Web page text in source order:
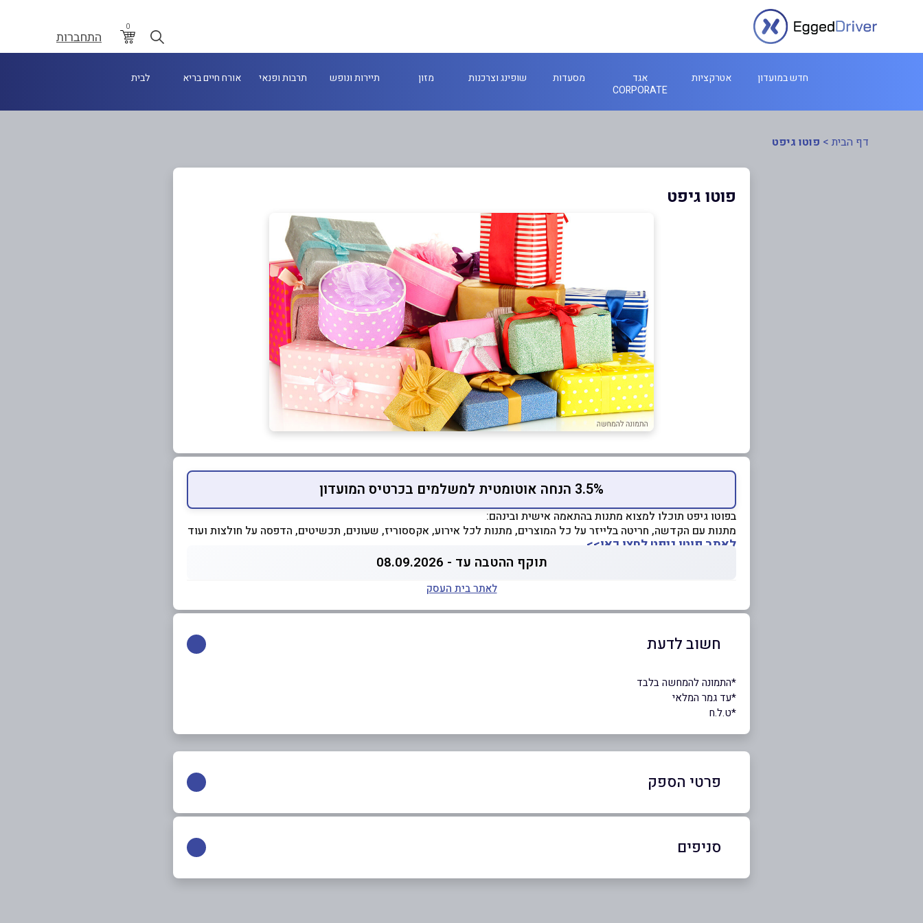
0
התחברות
חדש במועדון אטרקציות
אגד
CORPORATE
מסעדות שופינג וצרכנות מזון תיירות ונופש תרבות ופנאי אורח חיים בריא לבית
דף הבית > פוטו גיפט
פוטו גיפט
3.5% הנחה אוטומטית למשלמים בכרטיס המועדון
בפוטו גיפט תוכלו למצוא מתנות בהתאמה אישית ובינהם:
מתנות עם הקדשה, חריטה בלייזר על כל המוצרים, מתנות לכל אירוע, אקססוריז, שעונים, תכשיטים, הדפסה על חולצות ועוד
לאתר פוטו גיפט לחצו כאן>>
תוקף ההטבה עד - 08.09.2026
לאתר בית העסק
חשוב לדעת
*התמונה להמחשה בלבד
*עד גמר המלאי
*ט.ל.ח
פרטי הספק
050-9959695
באתר
סניפים